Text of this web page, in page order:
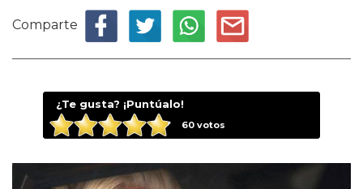
Comparte
¿Te gusta? ¡Puntúalo!
60votos